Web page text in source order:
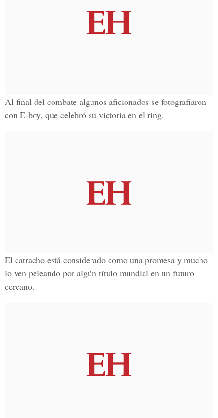
Al final del combate algunos aficionados se fotografiaron
con E-boy, que celebró su victoria en el ring.
El catracho está considerado como una promesa y mucho
lo ven peleando por algún título mundial en un futuro
cercano.